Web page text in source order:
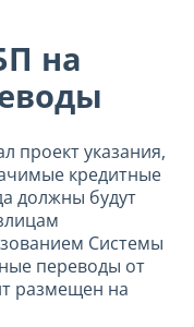
на
проект указания,
кредитные
должны будут
Системы
переводы от
размещен на